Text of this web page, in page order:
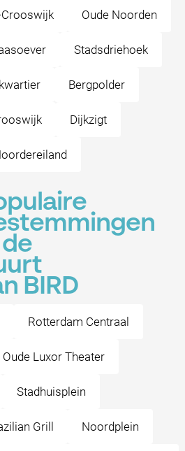
Crooswijk Oude Noorden
Stadsdriehoek
Bergpolder
Dijkzigt
BIRD
Rotterdam Centraal
Oude Luxor Theater
Stadhuisplein
Grill Noordplein